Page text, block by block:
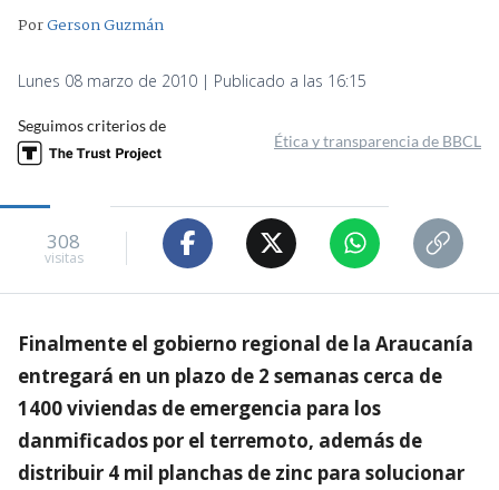
PorGerson Guzmán
Lunes 08 marzo de 2010 | Publicado a las 16:15
Seguimos criterios de
Ética y transparencia de BBCL
308
visitas
Finalmente el gobierno regional de la Araucanía
entregará en un plazo de 2 semanas cerca de
1400 viviendas de emergencia para los
danmificados por el terremoto, además de
distribuir 4 mil planchas de zinc para solucionar